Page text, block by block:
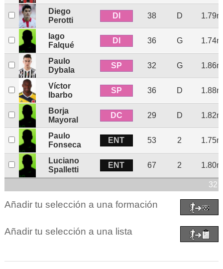
Diego
Perotti
DI 38 D 1.79m
Iago
Falqué
DI 36 G 1.74m
Paulo
Dybala
SP 32 G 1.86m
Víctor
Ibarbo
SP 36 D 1.88m
Borja
Mayoral
DC 29 D 1.82m
Paulo
Fonseca
ENT 53 2 1.75m
Luciano
Spalletti
ENT 67 2 1.80m
32
Añadir tu selección a una formación
Añadir tu selección a una lista